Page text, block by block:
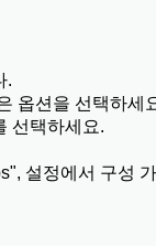
.
옵션을 선택하세
선택하세요.
설정에서 구성